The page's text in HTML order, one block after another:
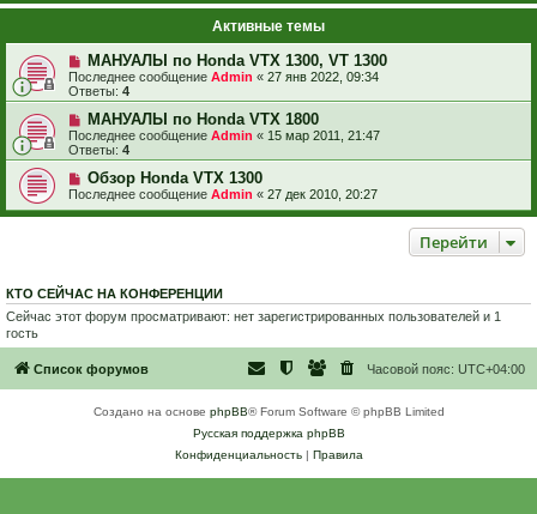
Активные темы
МАНУАЛЫ по Honda VTX 1300, VT 1300
Последнее сообщение Admin « 27 янв 2022, 09:34
Ответы: 4
МАНУАЛЫ по Honda VTX 1800
Последнее сообщение Admin « 15 мар 2011, 21:47
Ответы: 4
Обзор Honda VTX 1300
Последнее сообщение Admin « 27 дек 2010, 20:27
Перейти
КТО СЕЙЧАС НА КОНФЕРЕНЦИИ
Сейчас этот форум просматривают: нет зарегистрированных пользователей и 1
гость
Список форумов Часовой пояс: UTC+04:00
Создано на основе phpBB® Forum Software © phpBB Limited
Русская поддержка phpBB
Конфиденциальность| Правила